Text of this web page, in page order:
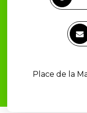
Place de la